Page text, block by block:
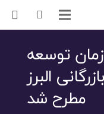
توسعه
البرز
مطرح شد